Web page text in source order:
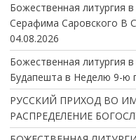
Божественная литургия
Серафима Саровского
04.08.2026
Божественная литургия
Будапешта в Неделю 9-ю
РУССКИЙ ПРИХОД ВО
РАСПРЕДЕЛЕНИЕ